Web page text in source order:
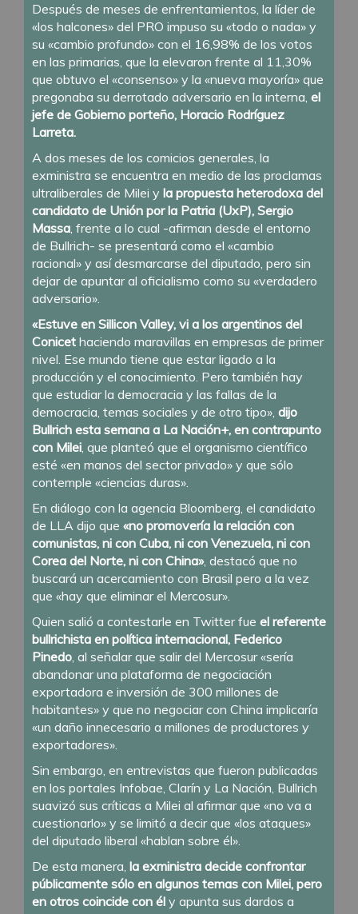
Después de meses de enfrentamientos, la líder de
«los halcones» del PRO impuso su «todo o nada» y
su «cambio profundo» con el 16,98% de los votos
en las primarias, que la elevaron frente al 11,30%
que obtuvo el «consenso» y la «nueva mayoría» que
pregonaba su derrotado adversario en la interna, el
jefe de Gobierno porteño, Horacio Rodríguez
Larreta.
A dos meses de los comicios generales, la
exministra se encuentra en medio de las proclamas
ultraliberales de Milei y la propuesta heterodoxa del
candidato de Unión por la Patria (UxP), Sergio
Massa, frente a lo cual -afirman desde el entorno
de Bullrich- se presentará como el «cambio
racional» y así desmarcarse del diputado, pero sin
dejar de apuntar al oficialismo como su «verdadero
adversario».
«Estuve en Sillicon Valley, vi a los argentinos del
Conicet haciendo maravillas en empresas de primer
nivel. Ese mundo tiene que estar ligado a la
producción y el conocimiento. Pero también hay
que estudiar la democracia y las fallas de la
democracia, temas sociales y de otro tipo», dijo
Bullrich esta semana a La Nación+, en contrapunto
con Milei, que planteó que el organismo científico
esté «en manos del sector privado» y que sólo
contemple «ciencias duras».
En diálogo con la agencia Bloomberg, el candidato
de LLA dijo que «no promovería la relación con
comunistas, ni con Cuba, ni con Venezuela, ni con
Corea del Norte, ni con China», destacó que no
buscará un acercamiento con Brasil pero a la vez
que «hay que eliminar el Mercosur».
Quien salió a contestarle en Twitter fue el referente
bullrichista en política internacional, Federico
Pinedo, al señalar que salir del Mercosur «sería
abandonar una plataforma de negociación
exportadora e inversión de 300 millones de
habitantes» y que no negociar con China implicaría
«un daño innecesario a millones de productores y
exportadores».
Sin embargo, en entrevistas que fueron publicadas
en los portales Infobae, Clarín y La Nación, Bullrich
suavizó sus críticas a Milei al afirmar que «no va a
cuestionarlo» y se limitó a decir que «los ataques»
del diputado liberal «hablan sobre él».
De esta manera, la exministra decide confrontar
públicamente sólo en algunos temas con Milei, pero
en otros coincide con él y apunta sus dardos a